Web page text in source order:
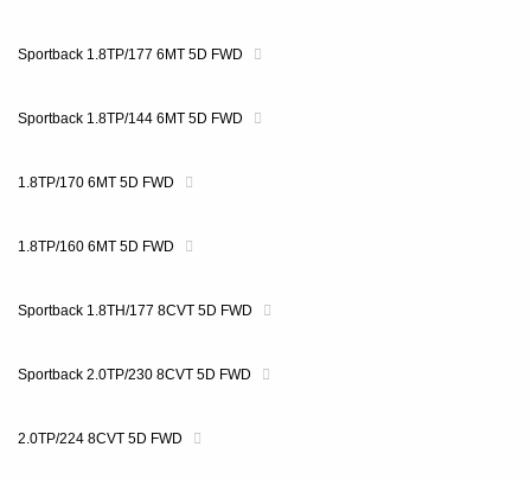
Sportback 1.8TP/177 6MT 5D FWD
Sportback 1.8TP/144 6MT 5D FWD
1.8TP/170 6MT 5D FWD
1.8TP/160 6MT 5D FWD
Sportback 1.8TH/177 8CVT 5D FWD
Sportback 2.0TP/230 8CVT 5D FWD
2.0TP/224 8CVT 5D FWD